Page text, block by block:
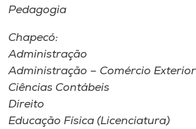
Pedagogia
Chapecó:
Administração
Administração – Comércio Exterior
Ciências Contábeis
Direito
Educação Física (Licenciatura)